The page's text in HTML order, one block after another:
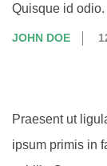
Quisque id odio.
JOHN DOE
Praesent ut
ipsum primis in